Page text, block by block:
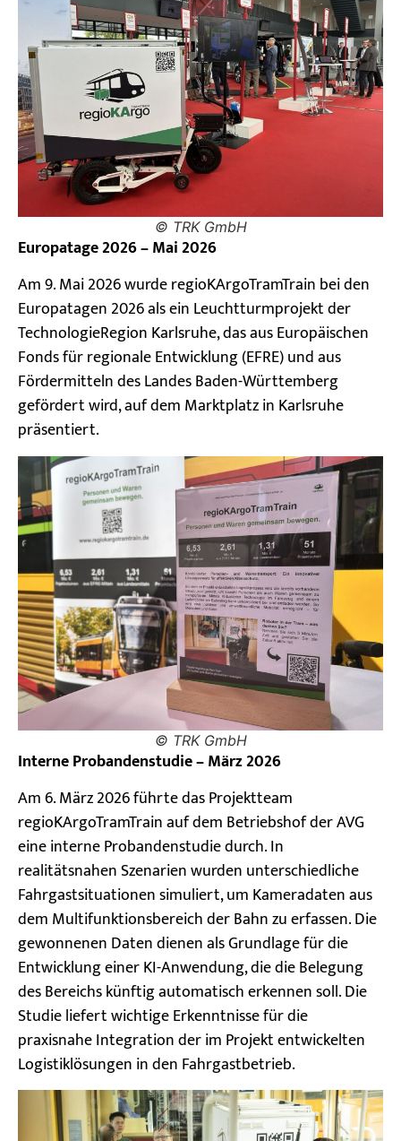
© TRK GmbH
Europatage 2026 – Mai 2026
Am 9. Mai 2026 wurde regioKArgoTramTrain bei den
Europatagen 2026 als ein Leuchtturmprojekt der
TechnologieRegion Karlsruhe, das aus Europäischen
Fonds für regionale Entwicklung (EFRE) und aus
Fördermitteln des Landes Baden-Württemberg
gefördert wird, auf dem Marktplatz in Karlsruhe
präsentiert.
© TRK GmbH
Interne Probandenstudie – März 2026
Am 6. März 2026 führte das Projektteam
regioKArgoTramTrain auf dem Betriebshof der AVG
eine interne Probandenstudie durch. In
realitätsnahen Szenarien wurden unterschiedliche
Fahrgastsituationen simuliert, um Kameradaten aus
dem Multifunktionsbereich der Bahn zu erfassen. Die
gewonnenen Daten dienen als Grundlage für die
Entwicklung einer KI-Anwendung, die die Belegung
des Bereichs künftig automatisch erkennen soll. Die
Studie liefert wichtige Erkenntnisse für die
praxisnahe Integration der im Projekt entwickelten
Logistiklösungen in den Fahrgastbetrieb.